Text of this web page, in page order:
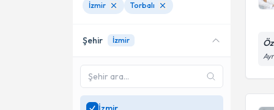
İzmir
Torbalı
Şehir İzmir